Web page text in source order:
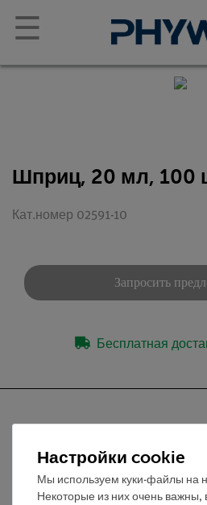
☰
Шприц, 20 мл, 100
Кат.номер 02591-10
Запросить
Бесплатная
Nach oben
Настройки cookie
Мы используем куки-файлы на
Некоторые из них очень важны,